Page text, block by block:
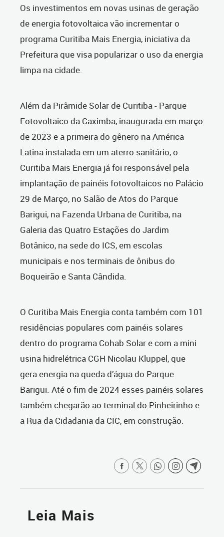
Os investimentos em novas usinas de geração
de energia fotovoltaica vão incrementar o
programa Curitiba Mais Energia, iniciativa da
Prefeitura que visa popularizar o uso da energia
limpa na cidade.
Além da Pirâmide Solar de Curitiba - Parque
Fotovoltaico da Caximba, inaugurada em março
de 2023 e a primeira do gênero na América
Latina instalada em um aterro sanitário, o
Curitiba Mais Energia já foi responsável pela
implantação de painéis fotovoltaicos no Palácio
29 de Março, no Salão de Atos do Parque
Barigui, na Fazenda Urbana de Curitiba, na
Galeria das Quatro Estações do Jardim
Botânico, na sede do ICS, em escolas
municipais e nos terminais de ônibus do
Boqueirão e Santa Cândida.
O Curitiba Mais Energia conta também com 101
residências populares com painéis solares
dentro do programa Cohab Solar e com a mini
usina hidrelétrica CGH Nicolau Kluppel, que
gera energia na queda d’água do Parque
Barigui. Até o fim de 2024 esses painéis solares
também chegarão ao terminal do Pinheirinho e
a Rua da Cidadania da CIC, em construção.
Leia Mais